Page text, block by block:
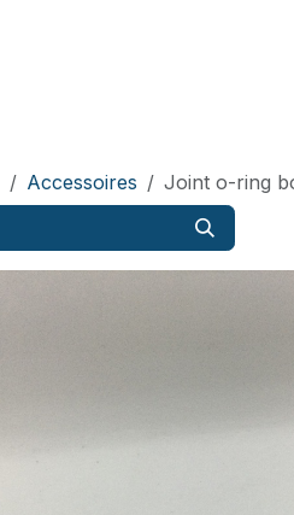
Accessoires Joint o-ring